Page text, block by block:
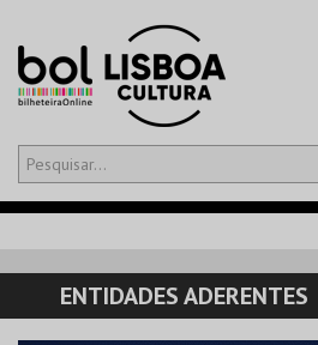
Olá,iniciar sessão
CARRINHO
EVENTOS
ENTIDADES ADERENTES